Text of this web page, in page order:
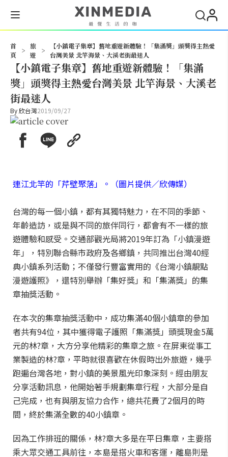
首
頁
>
旅
遊
>
【小鎮電子集章】舊地重遊新體驗！「集滿獎」頭獎得主熱愛
台灣美景 北竿海景、大溪老街最迷人
【小鎮電子集章】舊地重遊新體驗！「集滿
獎」頭獎得主熱愛台灣美景 北竿海景、大溪老
街最迷人
By欣台灣2019/09/27
連江北竿的「芹壁聚落」。（圖片提供／欣傳媒）
台灣的每一個小鎮，都有其獨特魅力，在不同的季節、
年齡造訪，或是與不同的旅伴同行，都會有不一樣的旅
遊體驗和感受。交通部觀光局將2019年訂為「小鎮漫遊
年」，特別聯合縣市政府及各鄉鎮，共同推出台灣40經
典小鎮系列活動；不僅發行豐富實用的《台灣小鎮靚點
漫遊護照》，還特別舉辦「集好獎」和「集滿獎」的集
章抽獎活動。
在本次的集章抽獎活動中，成功集滿40個小鎮章的參加
者共有94位，其中獲得電子護照「集滿獎」頭獎現金5萬
元的林?章，大方分享他精彩的集章之旅。在屏東從事工
業製造的林?章，平時就很喜歡在休假時出外旅遊，幾乎
跑遍台灣各地，對小鎮的美景風光印象深刻。經由朋友
分享活動訊息，他開始著手規劃集章行程，大部分是自
己完成，也有與朋友協力合作，總共花費了2個月的時
間，終於集滿全數的40小鎮章。
因為工作排班的關係，林?章大多是在平日集章，主要搭
乘大眾交通工具前往，本島是搭火車和客運，離島則是